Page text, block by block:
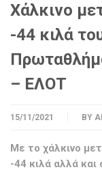
Χάλκινο
-44 κιλά
– ΕΛΟΤ
15/11/2021 BY
Με το χάλκινο
-44 κιλά αλλά